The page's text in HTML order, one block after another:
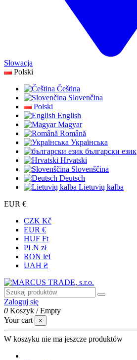
Słowacja
Polski
Čeština
Slovenčina
Polski
English
Magyar
Română
Українська
български език
Hrvatski
Slovenščina
Deutsch
Lietuvių kalba
EUR €
CZK Kč
EUR €
HUF Ft
PLN zł
RON lei
UAH ₴
Zaloguj się
0 Koszyk /Empty
Your cart
×
W koszyku nie ma jeszcze produktów